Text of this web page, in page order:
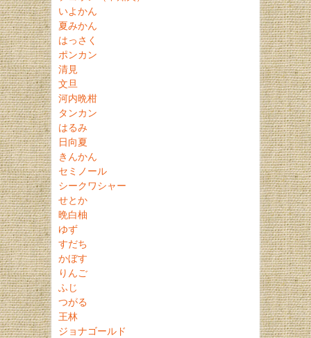
いよかん
夏みかん
はっさく
ポンカン
清見
文旦
河内晩柑
タンカン
はるみ
日向夏
きんかん
セミノール
シークワシャー
せとか
晩白柚
ゆず
すだち
かぼす
りんご
ふじ
つがる
王林
ジョナゴールド